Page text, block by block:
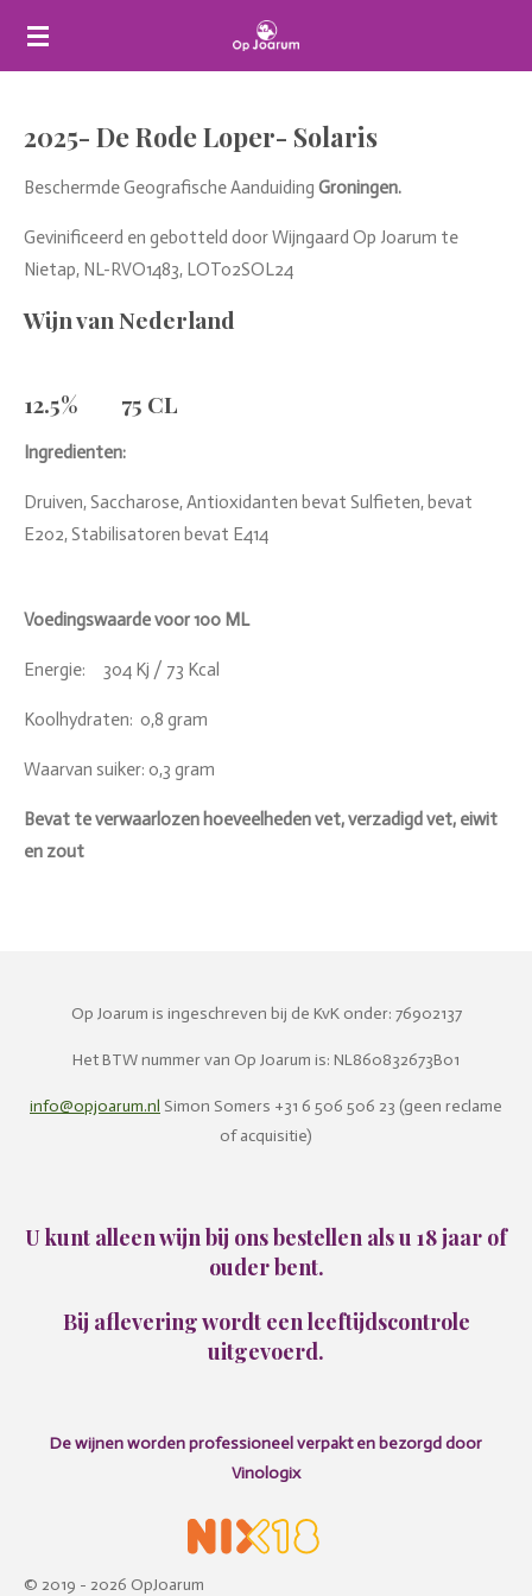
Ga
hoofdinhoud
2025- De Rode Loper- Solaris
Beschermde Geografische Aanduiding Groningen.
Gevinificeerd en gebotteld door Wijngaard Op Joarum te
Nietap, NL-RVO1483, LOT02SOL24
Wijn van Nederland
12.5% 75 CL
Ingredienten:
Druiven, Saccharose, Antioxidanten bevat Sulfieten, bevat
E202, Stabilisatoren bevat E414
Voedingswaarde voor 100 ML
Energie: 304 Kj / 73 Kcal
Koolhydraten: 0,8 gram
Waarvan suiker: 0,3 gram
Bevat te verwaarlozen hoeveelheden vet, verzadigd vet, eiwit
en zout
Op Joarum is ingeschreven bij de KvK onder: 76902137
Het BTW nummer van Op Joarum is: NL860832673B01
info@opjoarum.nl Simon Somers +31 6 506 506 23 (geen reclame
of acquisitie)
U kunt alleen wijn bij ons bestellen als u 18 jaar of
ouder bent.
Bij aflevering wordt een leeftijdscontrole
uitgevoerd.
De wijnen worden professioneel verpakt en bezorgd door
Vinologix
© 2019 - 2026 OpJoarum